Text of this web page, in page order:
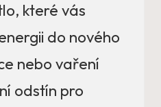
které vás
do nového
nebo vaření
odstín pro